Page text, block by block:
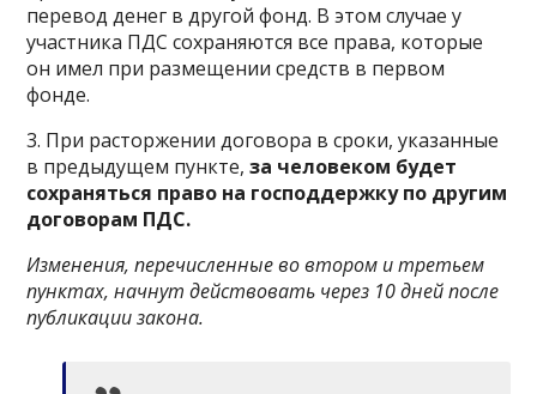
перевод денег в другой фонд. В этом случае у
участника ПДС сохраняются все права, которые
он имел при размещении средств в первом
фонде.
3. При расторжении договора в сроки, указанные
в предыдущем пункте,за человеком будет
сохраняться право на господдержку по другим
договорам ПДС.
Изменения, перечисленные во втором и третьем
пунктах, начнут действовать через 10 дней после
публикации закона.